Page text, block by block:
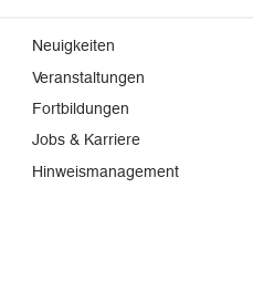
Neuigkeiten
Veranstaltungen
Fortbildungen
Jobs & Karriere
Hinweismanagement